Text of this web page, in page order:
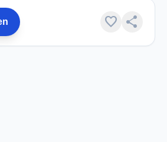
favorite share